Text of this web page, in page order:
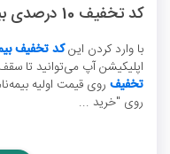
کد تخفیف 10 درصدی بیمه بدنه آپ
با وارد کردن اینکد تخفیف
اپلیکیشن آپ می‌توانید تا سقف 3 میلیون تومان تخفیف بگیرید.
تخفیف روی قیمت اولیه
روی "خرید ...